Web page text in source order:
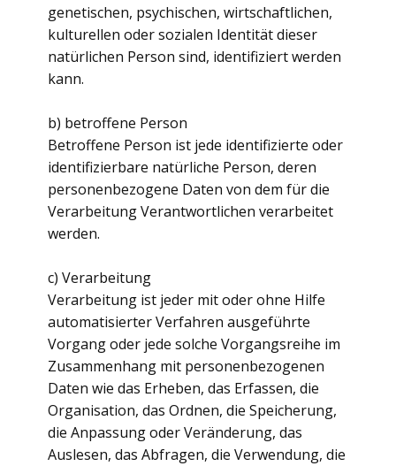
genetischen, psychischen, wirtschaftlichen,
kulturellen oder sozialen Identität dieser
natürlichen Person sind, identifiziert werden
kann.
b) betroffene Person
Betroffene Person ist jede identifizierte oder
identifizierbare natürliche Person, deren
personenbezogene Daten von dem für die
Verarbeitung Verantwortlichen verarbeitet
werden.
c) Verarbeitung
Verarbeitung ist jeder mit oder ohne Hilfe
automatisierter Verfahren ausgeführte
Vorgang oder jede solche Vorgangsreihe im
Zusammenhang mit personenbezogenen
Daten wie das Erheben, das Erfassen, die
Organisation, das Ordnen, die Speicherung,
die Anpassung oder Veränderung, das
Auslesen, das Abfragen, die Verwendung, die